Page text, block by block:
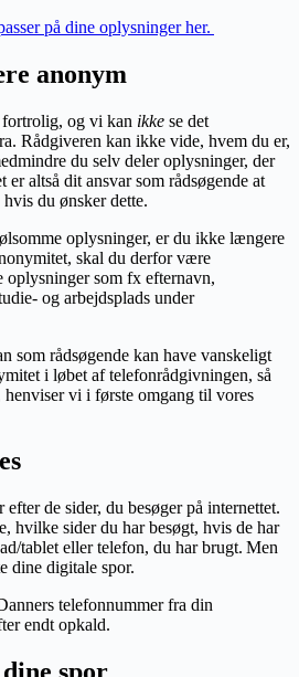
på dine oplysninger her.
anonym
og vi kan ikke se det
Rådgiveren kan ikke vide, hvem du er,
du selv deler oplysninger, der
altså dit ansvar som rådsøgende at
du ønsker dette.
oplysninger, er du ikke længere
skal du derfor være
som fx efternavn,
og arbejdsplads under
som rådsøgende kan have vanskeligt
i løbet af telefonrådgivningen, så
vi i første omgang til vores
de sider, du besøger på internettet.
hvilke sider du har besøgt, hvis de har
tablet eller telefon, du har brugt. Men
dine digitale spor.
telefonnummer fra din
endt opkald.